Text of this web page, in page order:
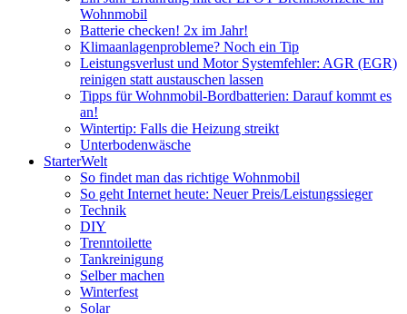
Wohnmobil
Batterie checken! 2x im Jahr!
Klimaanlagenprobleme? Noch ein Tip
Leistungsverlust und Motor Systemfehler: AGR (EGR)
reinigen statt austauschen lassen
Tipps für Wohnmobil-Bordbatterien: Darauf kommt es
an!
Wintertip: Falls die Heizung streikt
Unterbodenwäsche
StarterWelt
So findet man das richtige Wohnmobil
So geht Internet heute: Neuer Preis/Leistungssieger
Technik
DIY
Trenntoilette
Tankreinigung
Selber machen
Winterfest
Solar